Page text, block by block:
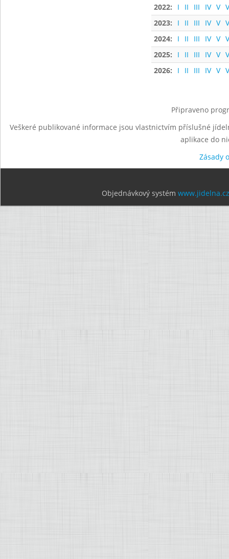
2022:
I II III IV V
2023:
I II III IV V
2024:
I II III IV V
2025:
I II III IV V
2026:
I II III IV V
Připraveno
Veškeré publikované informace jsou vlastnictvím příslušné
aplikace do
Zásady
Objednávkový systém www.jidelna.cz